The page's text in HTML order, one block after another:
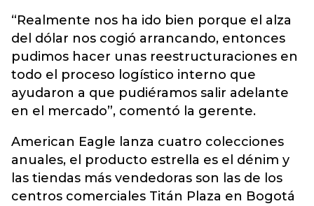
“Realmente nos ha ido bien porque el alza
del dólar nos cogió arrancando, entonces
pudimos hacer unas reestructuraciones en
todo el proceso logístico interno que
ayudaron a que pudiéramos salir adelante
en el mercado”, comentó la gerente.
American Eagle lanza cuatro colecciones
anuales, el producto estrella es el dénim y
las tiendas más vendedoras son las de los
centros comerciales Titán Plaza en Bogotá